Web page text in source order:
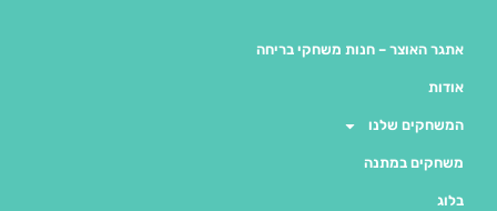
אתגר האוצר – חנות משחקי בריחה
אודות
המשחקים שלנו
משחקים במתנה
בלוג